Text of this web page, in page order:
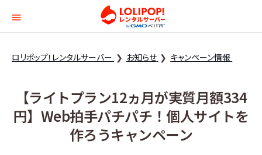
ロリポップ！レンタル
ロリポップ！レンタルサーバー お知らせ キャンペーン情報
【ライトプラン12ヵ月が実質月額334
円】Web拍手パチパチ！個人サイトを
作ろうキャンペーン